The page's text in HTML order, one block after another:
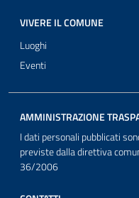
VIVERE IL COMUNE
Luoghi
Eventi
AMMINISTRAZIONE
I dati personali pubblicati
previste dalla direttiva
36/2006